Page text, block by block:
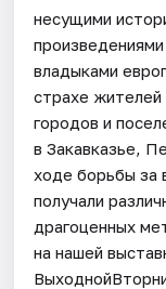
несущими
владыками
страхе
городов и
в Закавказье,
ходе борьбы за
получали
драгоценных
на нашей